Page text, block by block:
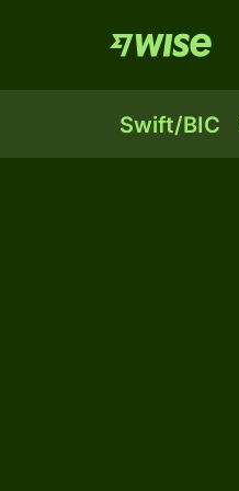
Swift/BIC